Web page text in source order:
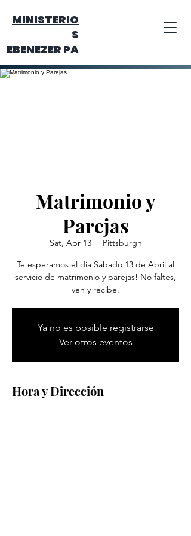
MINISTERIO
S
EBENEZER PA
Matrimonio y
Parejas
Sat, Apr 13
  |
Pittsburgh
Te esperamos el dia Sabado 13 de Abril al
servicio de matrimonio y parejas! No faltes,
ven y recibe.
Ya no es posible registrarse
Ver otros eventos
Hora y Dirección